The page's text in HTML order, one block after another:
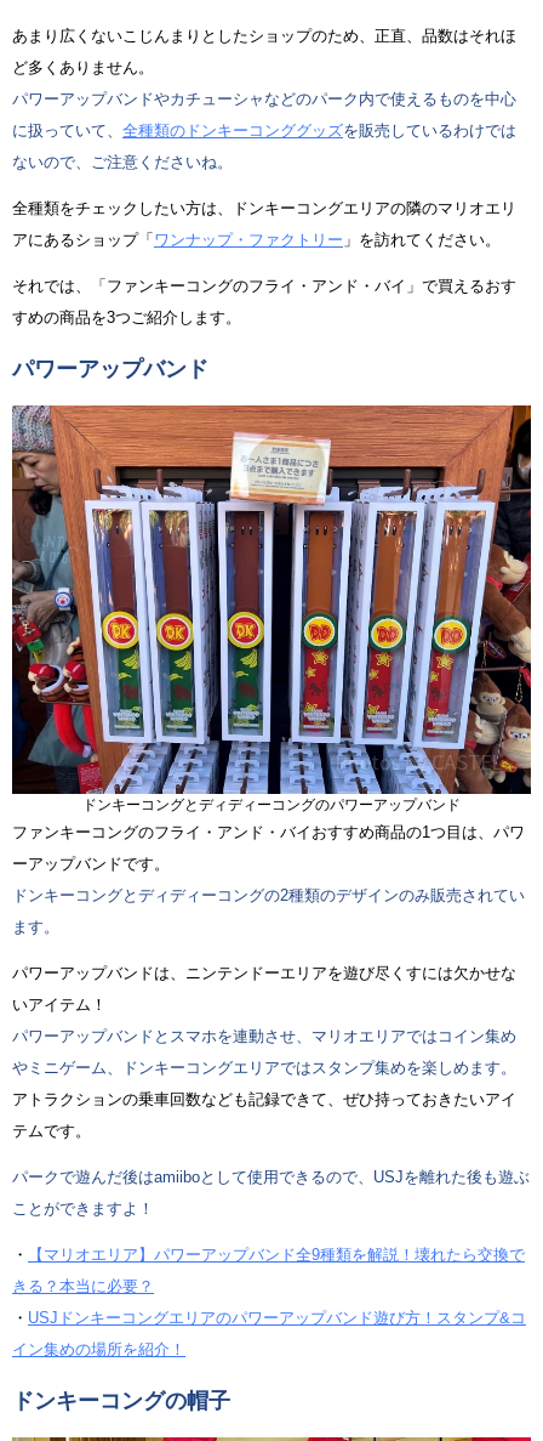
あまり広くないこじんまりとしたショップのため、正直、品数はそれほ
ど多くありません。
パワーアップバンドやカチューシャなどのパーク内で使えるものを中心
に扱っていて、 全種類のドンキーコンググッズを販売しているわけでは
ないので、ご注意くださいね。
全種類をチェックしたい方は、ドンキーコングエリアの隣のマリオエリ
アにあるショップ「ワンナップ・ファクトリー 」を訪れてください。
それでは、「ファンキーコングのフライ・アンド・バイ」で買えるおす
すめの商品を3つご紹介します。
パワーアップバンド
ドンキーコングとディディーコングのパワーアップバンド
ファンキーコングのフライ・アンド・バイおすすめ商品の1つ目は、パワ
ーアップバンドです。
ドンキーコングとディディーコングの2種類のデザインのみ販売されてい
ます。
パワーアップバンドは、ニンテンドーエリアを遊び尽くすには欠かせな
いアイテム！
パワーアップバンドとスマホを連動させ、マリオエリアではコイン集め
やミニゲーム、ドンキーコングエリアではスタンプ集めを楽しめます。
アトラクションの乗車回数なども記録できて、ぜひ持っておきたいアイ
テムです。
パークで遊んだ後はamiiboとして使用できるので、USJを離れた後も遊ぶ
ことができますよ！
・
【マリオエリア】パワーアップバンド全9種類を解説！壊れたら交換で
きる？本当に必要？
・ USJドンキーコングエリアのパワーアップバンド遊び方！スタンプ&コ
イン集めの場所を紹介！
ドンキーコングの帽子